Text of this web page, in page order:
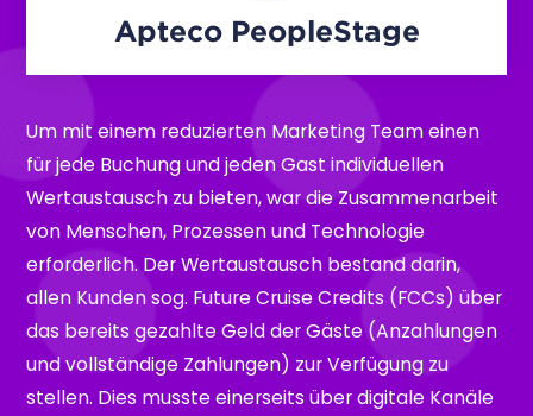
Apteco PeopleStage
Um mit einem reduzierten Marketing Team einen
für jede Buchung und jeden Gast individuellen
Wertaustausch zu bieten, war die Zusammenarbeit
von Menschen, Prozessen und Technologie
erforderlich. Der Wertaustausch bestand darin,
allen Kunden sog. Future Cruise Credits (FCCs) über
das bereits gezahlte Geld der Gäste (Anzahlungen
und vollständige Zahlungen) zur Verfügung zu
stellen. Dies musste einerseits über digitale Kanäle